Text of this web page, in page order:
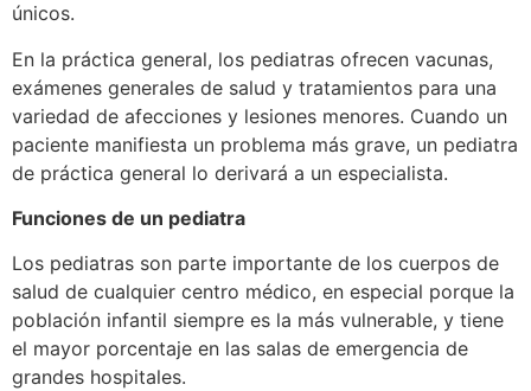
únicos.
En la práctica general, los pediatras ofrecen vacunas,
exámenes generales de salud y tratamientos para una
variedad de afecciones y lesiones menores. Cuando un
paciente manifiesta un problema más grave, un pediatra
de práctica general lo derivará a un especialista.
Funciones de un pediatra
Los pediatras son parte importante de los cuerpos de
salud de cualquier centro médico, en especial porque la
población infantil siempre es la más vulnerable, y tiene
el mayor porcentaje en las salas de emergencia de
grandes hospitales.